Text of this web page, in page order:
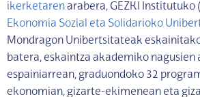
ikerketaren arabera, GEZKI Institutuko
Ekonomia Sozial eta Solidarioko
Mondragon Unibertsitateak
batera, eskaintza akademiko nagusien
espainiarrean, graduondoko 32
ekonomian, gizarte-ekimenean eta